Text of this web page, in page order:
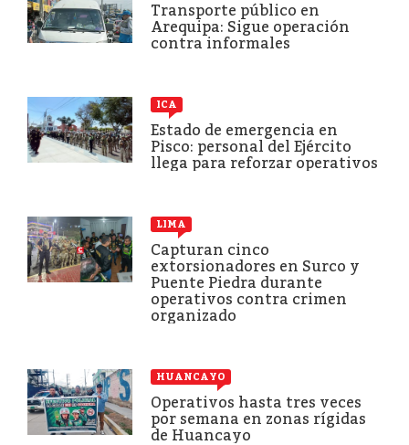
Transporte público en
Arequipa: Sigue operación
contra informales
ICA
Estado de emergencia en
Pisco: personal del Ejército
llega para reforzar operativos
LIMA
Capturan cinco
extorsionadores en Surco y
Puente Piedra durante
operativos contra crimen
organizado
HUANCAYO
Operativos hasta tres veces
por semana en zonas rígidas
de Huancayo